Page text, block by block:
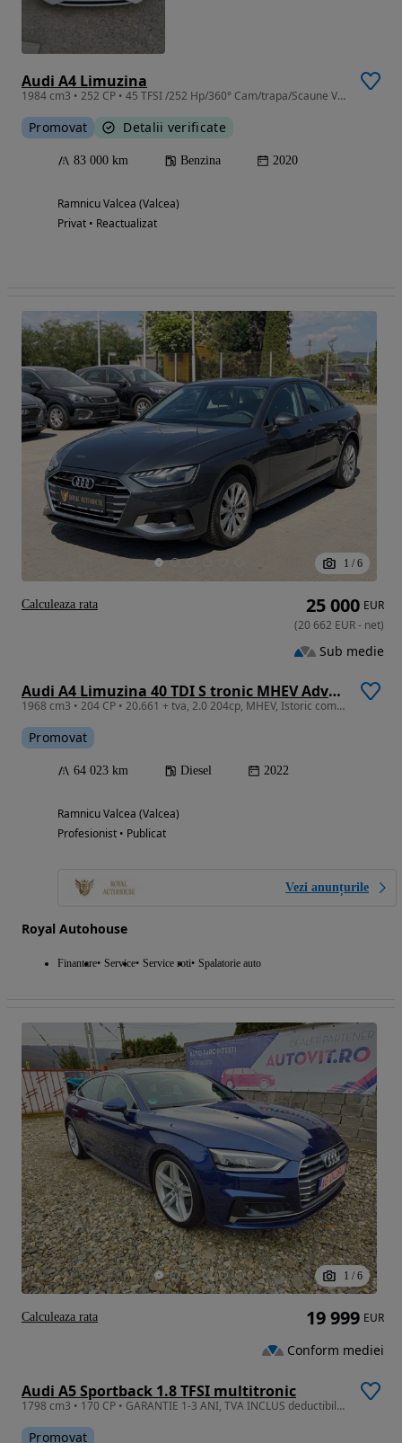
Audi A4 Limuzina
1984 cm3 • 252 CP • 45 TFSI /252 Hp/360° Cam/trapa/Scaune Ventilate/Quattro
Promovat Detalii verificate
83 000 km Benzina 2020
Ramnicu Valcea (Valcea)
Privat • Reactualizat
1 / 6
Audi A4 Limuzina 40 TDI S tronic MHEV Advanced
1968 cm3 • 204 CP • 20.661 + tva, 2.0 204cp, MHEV, Istoric complet, Garantie
Promovat
64 023 km Diesel 2022
Ramnicu Valcea (Valcea)
Profesionist • Publicat
Vezi anunțurile
Royal Autohouse
Finantare Service Service roti Spalatorie auto
25 000 EUR
(20 662 EUR- net)
Sub medie
Calculeaza rata
1 / 6
Audi A5 Sportback 1.8 TFSI multitronic
1798 cm3 • 170 CP • GARANTIE 1-3 ANI, TVA INCLUS deductibil S-Line int/ext RATE si LEASING
Promovat
19 999 EUR
Conform mediei
Calculeaza rata